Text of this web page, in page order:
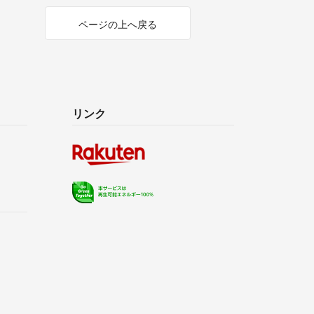
ページの上へ戻る
リンク